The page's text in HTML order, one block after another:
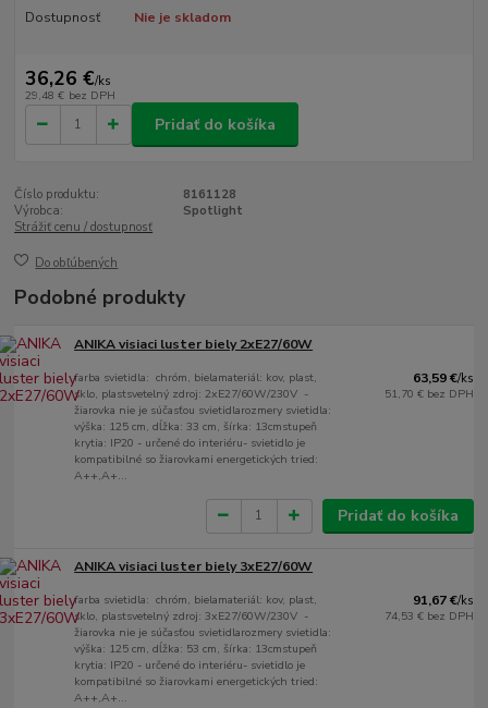
Dostupnosť Nie je skladom
36,26 €/ks
29,48 € bez DPH
Pridať do košíka
Číslo produktu:
8161128
Výrobca:
Spotlight
Strážiť cenu / dostupnosť
Do obľúbených
Podobné produkty
ANIKA visiaci luster biely 2xE27/60W
farba svietidla: chróm, bielamateriál: kov, plast,
sklo, plastsvetelný zdroj: 2xE27/60W/230V -
žiarovka nie je súčasťou svietidlarozmery svietidla:
výška: 125 cm, dĺžka: 33 cm, šírka: 13cmstupeň
krytia: IP20 - určené do interiéru- svietidlo je
kompatibilné so žiarovkami energetických tried:
A++,A+...
63,59 €/ks
51,70 € bez DPH
Pridať do košíka
ANIKA visiaci luster biely 3xE27/60W
farba svietidla: chróm, bielamateriál: kov, plast,
sklo, plastsvetelný zdroj: 3xE27/60W/230V -
žiarovka nie je súčasťou svietidlarozmery svietidla:
výška: 125 cm, dĺžka: 53 cm, šírka: 13cmstupeň
krytia: IP20 - určené do interiéru- svietidlo je
kompatibilné so žiarovkami energetických tried:
A++,A+...
91,67 €/ks
74,53 € bez DPH